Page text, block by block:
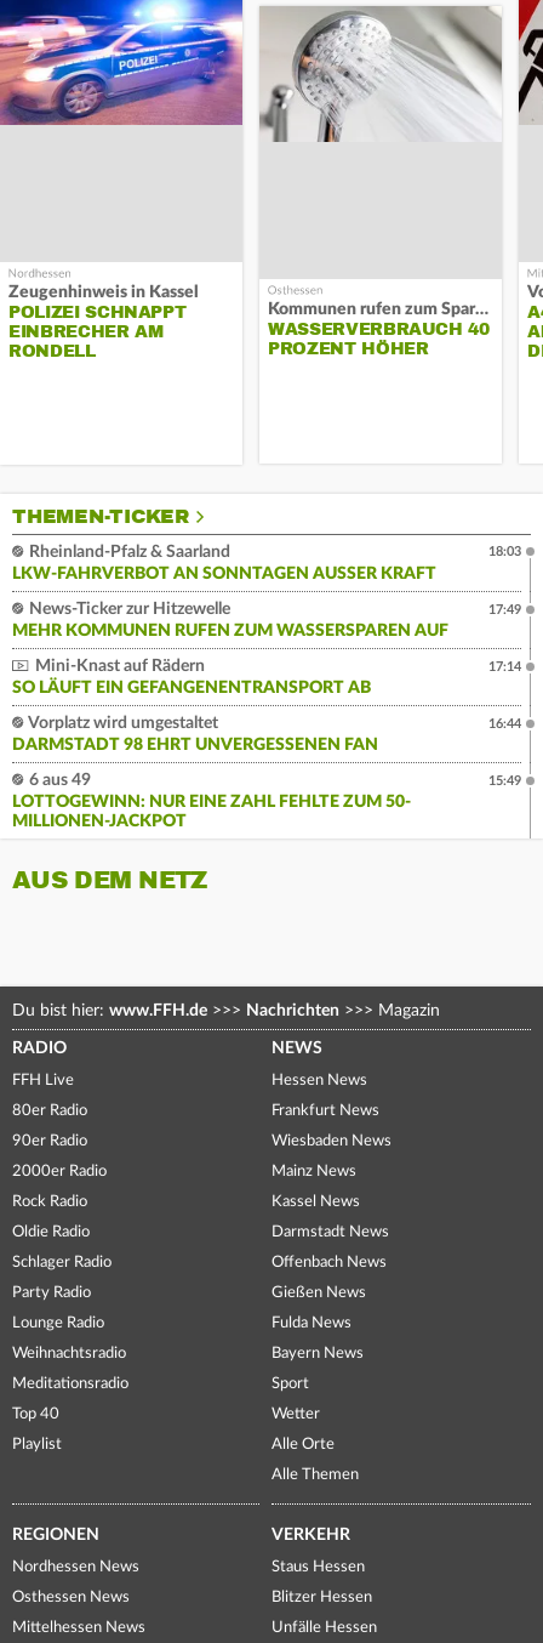
Zeugenhinweis in Kassel
POLIZEI SCHNAPPT
EINBRECHER AM
RONDELL
Kommunen rufen zum Sparen auf
WASSERVERBRAUCH 40
PROZENT HÖHER
THEMEN-TICKER
Rheinland-Pfalz & Saarland
LKW-FAHRVERBOT AN SONNTAGEN AUSSER KRAFT
18:03
News-Ticker zur Hitzewelle
MEHR KOMMUNEN RUFEN ZUM WASSERSPAREN AUF
17:49
Mini-Knast auf Rädern
SO LÄUFT EIN GEFANGENENTRANSPORT AB
17:14
Vorplatz wird umgestaltet
DARMSTADT 98 EHRT UNVERGESSENEN FAN
16:44
6 aus 49
LOTTOGEWINN: NUR EINE ZAHL FEHLTE ZUM 50-
MILLIONEN-JACKPOT
15:49
AUS DEM NETZ
Du bist hier: www.FFH.de >>> Nachrichten >>> Magazin
RADIO
FFH Live
80er Radio
90er Radio
2000er Radio
Rock Radio
Oldie Radio
Schlager Radio
Party Radio
Lounge Radio
Weihnachtsradio
Meditationsradio
Top 40
Playlist
NEWS
Hessen News
Frankfurt News
Wiesbaden News
Mainz News
Kassel News
Darmstadt News
Offenbach News
Gießen News
Fulda News
Bayern News
Sport
Wetter
Alle Orte
Alle Themen
REGIONEN
Nordhessen News
Osthessen News
Mittelhessen News
VERKEHR
Staus Hessen
Blitzer Hessen
Unfälle Hessen